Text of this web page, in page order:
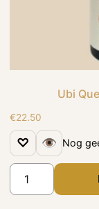
Ubi
€22.50
♡ 👁 Nog